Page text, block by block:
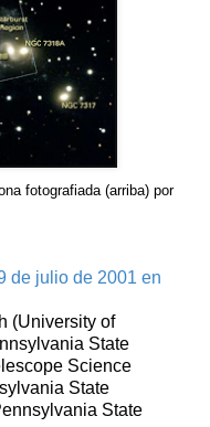
fotografiada (arriba) por
de julio de 2001 en
(University of
State
Science
State
State